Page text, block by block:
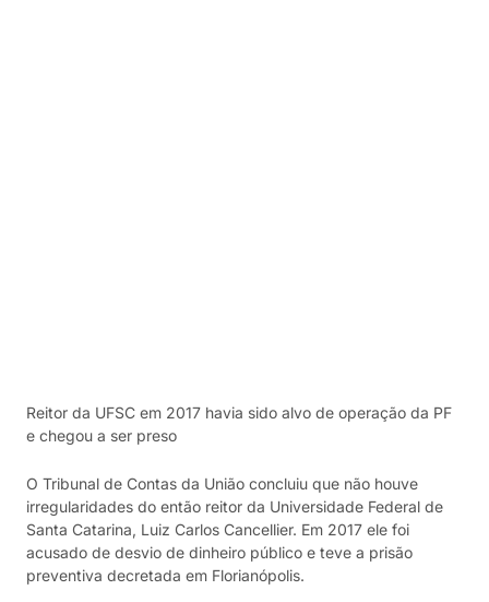
Reitor da UFSC em 2017 havia sido alvo de operação da PF
e chegou a ser preso
O Tribunal de Contas da União concluiu que não houve
irregularidades do então reitor da Universidade Federal de
Santa Catarina, Luiz Carlos Cancellier. Em 2017 ele foi
acusado de desvio de dinheiro público e teve a prisão
preventiva decretada em Florianópolis.